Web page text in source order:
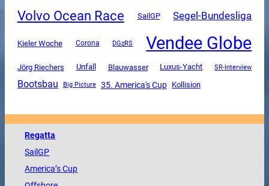
Volvo Ocean Race SailGP Segel-Bundesliga
Kieler Woche Corona DGzRS Vendee Globe
Jörg Riechers Unfall Blauwasser Luxus-Yacht SR-Interview
Bootsbau Big Picture 35. America's Cup Kollision
Regatta
SailGP
America’s Cup